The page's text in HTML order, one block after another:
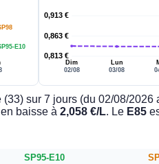
E10
0,813 €
0,863 €
0,913 €
Dim
02/08
Lun
03/08
sur 7 jours (du 02/08/2026
baisse à2,058 €/L. Le E85
SP95-E10